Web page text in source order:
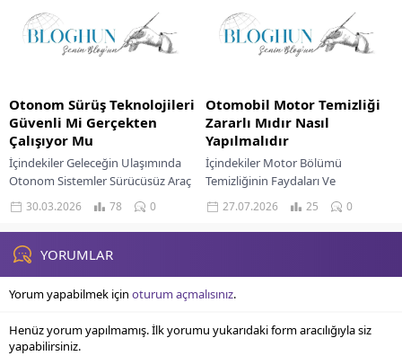
Uygulama Sürecinde...
otomobillerin...
Otonom Sürüş Teknolojileri
Güvenli Mi Gerçekten
Çalışıyor Mu
İçindekiler Geleceğin Ulaşımında
Otonom Sistemler Sürücüsüz Araç
Teknolojilerinin Temel Bileşenleri
Otonom Sürüş Seviyeleri Ve
Mevcut Durum Otonom Sürüş
Güvenliği Protokolleri...
30.03.2026 78 0
Otomobil Motor Temizliği
Zararlı Mıdır Nasıl
Yapılmalıdır
İçindekiler Motor Bölümü
Temizliğinin Faydaları Ve
Potansiyel Riskler Motor
Temizleme Yöntemlerinin Teknik
Karşılaştırması Doğru Otomobil
27.07.2026 25 0
YORUMLAR
Yorum yapabilmek için oturum açmalısınız.
Henüz yorum yapılmamış. İlk yorumu yukarıdaki form aracılığıyla siz
yapabilirsiniz.